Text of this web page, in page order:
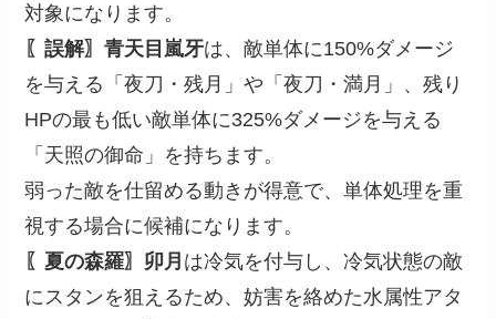
対象になります。
〖誤解〗青天目嵐牙は、敵単体に150%ダメージ
を与える「夜刀・残月」や「夜刀・満月」、残り
HPの最も低い敵単体に325%ダメージを与える
「天照の御命」を持ちます。
弱った敵を仕留める動きが得意で、単体処理を重
視する場合に候補になります。
〖夏の森羅〗卯月 は冷気を付与し、冷気状態の敵
にスタンを狙えるため、妨害を絡めた水属性アタ